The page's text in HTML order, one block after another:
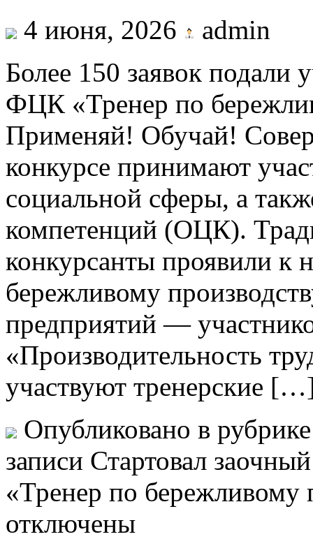
4 июня, 2026
admin
Более 150 заявок подали
ФЦК «Тренер по
Применяй! Обучай!
конкурсе принимают
социальной сферы, а
компетенций (ОЦК).
конкурсанты проявили к
бережливому
предприятий —
«Производительность
участвуют тренерские
Опубликовано в
записи Стартовал
«Тренер по бережливому
отключены